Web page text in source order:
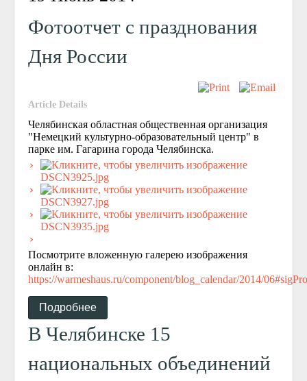
Фотоотчет с празднования
Дня России
Article Details
Челябинская областная общественная организация
"Немецкий культурно-образовательный центр" в
парке им. Гагарина города Челябинска.
Посмотрите вложенную галерею изображения
онлайн в:
https://warmeshaus.ru/component/blog_calendar/2014/
Подробнее
В Челябинске 15
национальных объединений